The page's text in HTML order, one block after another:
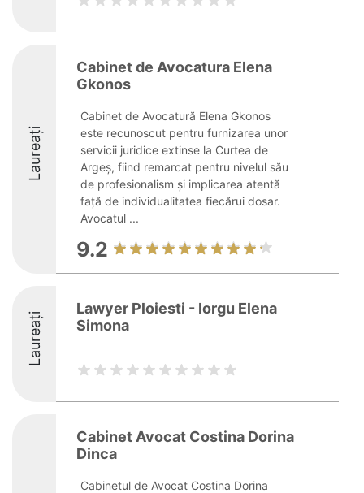
Laureați
Cabinet de Avocatura Elena
Gkonos
Cabinet de Avocatură Elena Gkonos
este recunoscut pentru furnizarea unor
servicii juridice extinse la Curtea de
Argeș, fiind remarcat pentru nivelul său
de profesionalism și implicarea atentă
față de individualitatea fiecărui dosar.
Avocatul ...
9.2
Laureați
Lawyer Ploiesti - Iorgu Elena
Simona
Cabinet Avocat Costina Dorina
Dinca
Cabinetul de Avocat Costina Dorina